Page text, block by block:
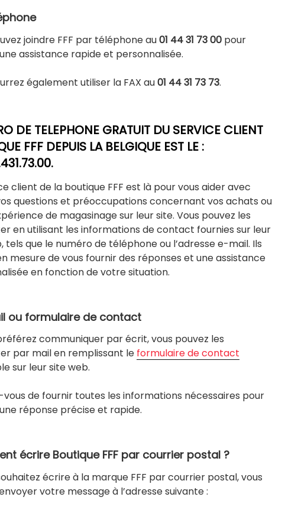
joindre FFF par téléphone au01 44 31 73 00 pour
assistance rapide et personnalisée.
également utiliser la FAX au01 44 31 73 73.
DE TELEPHONE GRATUIT DU SERVICE CLIENT
FFF DEPUIS LA BELGIQUE EST LE :
client de la boutique FFF est là pour vous aider avec
questions et préoccupations concernant vos achats ou
de magasinage sur leur site. Vous pouvez les
en utilisant les informations de contact fournies sur leur
tels que le numéro de téléphone ou l’adresse e-mail. Ils
mesure de vous fournir des réponses et une assistance
en fonction de votre situation.
ou formulaire de contact
communiquer par écrit, vous pouvez les
par mail en remplissant le formulaire de contact
sur leur site web.
vous de fournir toutes les informations nécessaires pour
réponse précise et rapide.
écrire Boutique FFF par courrier postal ?
écrire à la marque FFF par courrier postal, vous
votre message à l’adresse suivante :